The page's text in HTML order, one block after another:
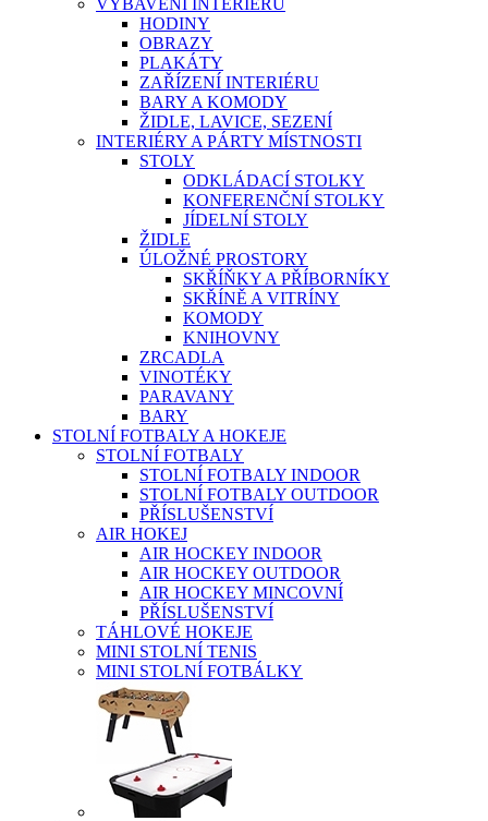
VYBAVENÍ INTERIÉRU
HODINY
OBRAZY
PLAKÁTY
ZAŘÍZENÍ INTERIÉRU
BARY A KOMODY
ŽIDLE, LAVICE, SEZENÍ
INTERIÉRY A PÁRTY MÍSTNOSTI
STOLY
ODKLÁDACÍ STOLKY
KONFERENČNÍ STOLKY
JÍDELNÍ STOLY
ŽIDLE
ÚLOŽNÉ PROSTORY
SKŘÍŇKY A PŘÍBORNÍKY
SKŘÍNĚ A VITRÍNY
KOMODY
KNIHOVNY
ZRCADLA
VINOTÉKY
PARAVANY
BARY
STOLNÍ FOTBALY A HOKEJE
STOLNÍ FOTBALY
STOLNÍ FOTBALY INDOOR
STOLNÍ FOTBALY OUTDOOR
PŘÍSLUŠENSTVÍ
AIR HOKEJ
AIR HOCKEY INDOOR
AIR HOCKEY OUTDOOR
AIR HOCKEY MINCOVNÍ
PŘÍSLUŠENSTVÍ
TÁHLOVÉ HOKEJE
MINI STOLNÍ TENIS
MINI STOLNÍ FOTBÁLKY